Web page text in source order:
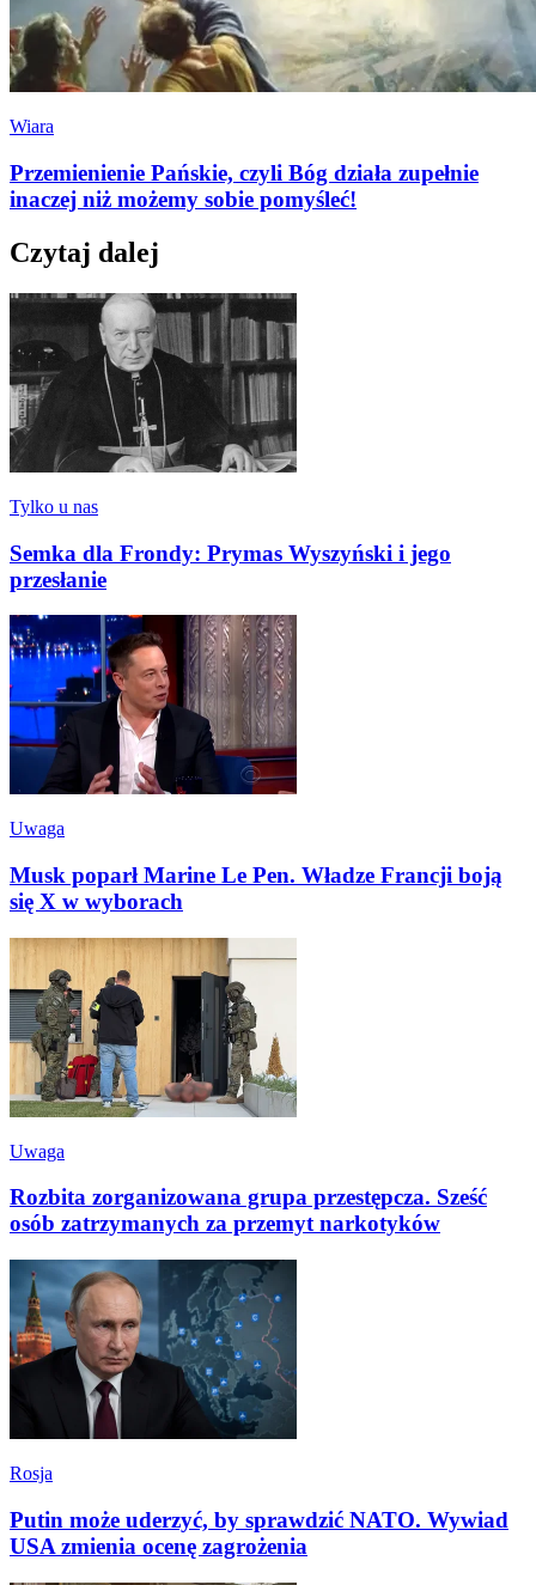
Wiara
Przemienienie Pańskie, czyli Bóg działa zupełnie
inaczej niż możemy sobie pomyśleć!
Czytaj dalej
Tylko u nas
Semka dla Frondy: Prymas Wyszyński i jego
przesłanie
Uwaga
Musk poparł Marine Le Pen. Władze Francji boją
się X w wyborach
Uwaga
Rozbita zorganizowana grupa przestępcza. Sześć
osób zatrzymanych za przemyt narkotyków
Rosja
Putin może uderzyć, by sprawdzić NATO. Wywiad
USA zmienia ocenę zagrożenia